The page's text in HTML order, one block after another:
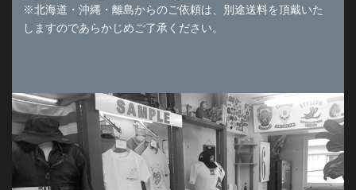
※北海道・沖縄・離島からのご依頼は、別途送料を頂戴いた
しますのであらかじめご了承ください。